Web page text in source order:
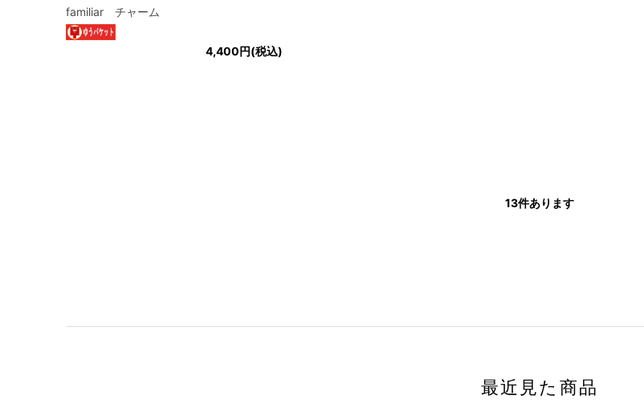
familiar チャーム
4,400円(税込)
13件あります
最近見た商品